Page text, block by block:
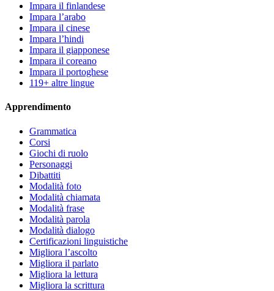
Impara il finlandese
Impara l’arabo
Impara il cinese
Impara l’hindi
Impara il giapponese
Impara il coreano
Impara il portoghese
119+ altre lingue
Apprendimento
Grammatica
Corsi
Giochi di ruolo
Personaggi
Dibattiti
Modalità foto
Modalità chiamata
Modalità frase
Modalità parola
Modalità dialogo
Certificazioni linguistiche
Migliora l’ascolto
Migliora il parlato
Migliora la lettura
Migliora la scrittura